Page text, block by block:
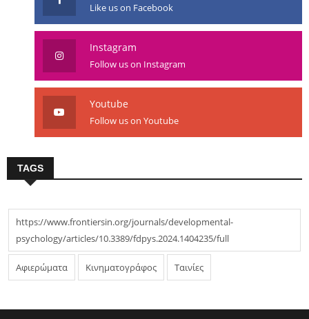
Like us on Facebook
Instagram
Follow us on Instagram
Youtube
Follow us on Youtube
TAGS
https://www.frontiersin.org/journals/developmental-
psychology/articles/10.3389/fdpys.2024.1404235/full
Αφιερώματα Κινηματογράφος Ταινίες